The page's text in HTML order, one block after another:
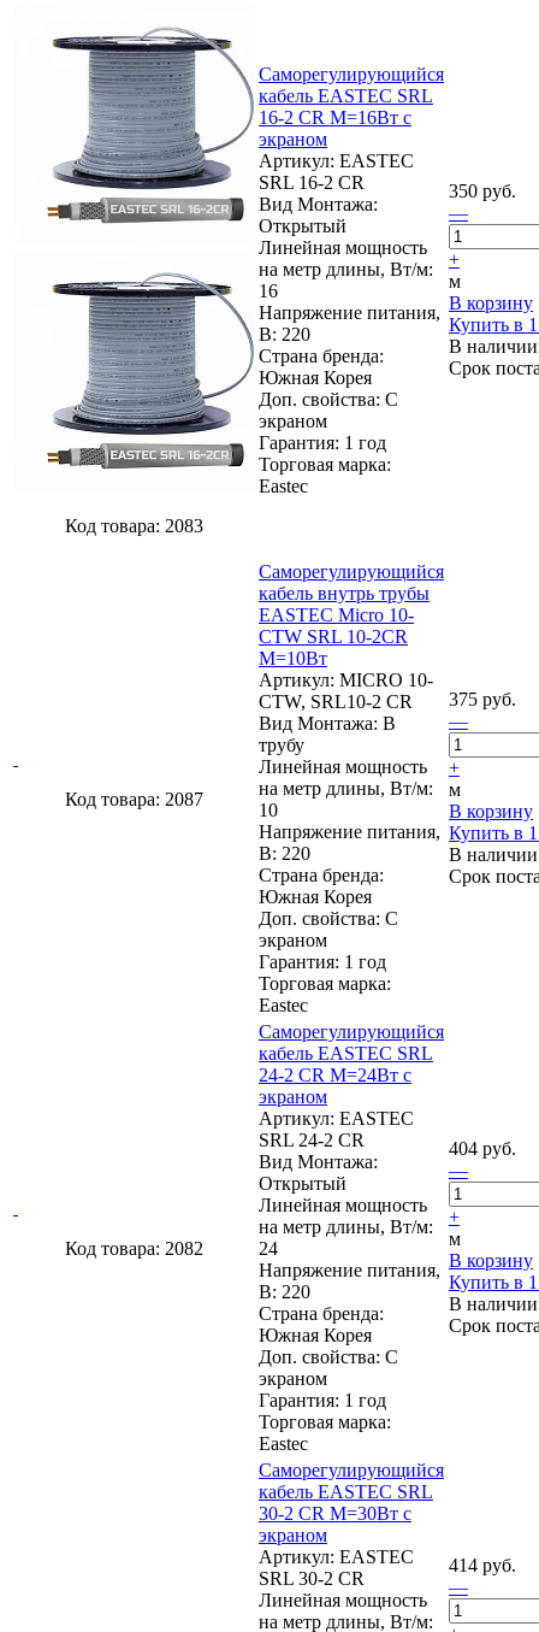
Код товара: 2083
Cаморегулирующийся
кабель EASTEC SRL
16-2 CR М=16Вт с
экраном
Артикул: EASTEC
SRL 16-2 CR
Вид Монтажа:
Открытый
Линейная мощность
на метр длины, Вт/м:
16
Напряжение питания,
В: 220
Страна бренда:
Южная Корея
Доп. свойства: С
экраном
Гарантия: 1 год
Торговая марка:
Eastec
350 руб.
—
+
м
В корзину
Купить в
В
Срок
Код товара: 2087
Cаморегулирующийся
кабель внутрь трубы
EASTEC Micro 10-
CTW SRL 10-2CR
М=10Вт
Артикул: MICRO 10-
CTW, SRL10-2 CR
Вид Монтажа: В
трубу
Линейная мощность
на метр длины, Вт/м:
10
Напряжение питания,
В: 220
Страна бренда:
Южная Корея
Доп. свойства: С
экраном
Гарантия: 1 год
Торговая марка:
Eastec
375 руб.
—
+
м
В корзину
Купить в
В
Срок
Код товара: 2082
Cаморегулирующийся
кабель EASTEC SRL
24-2 CR М=24Вт с
экраном
Артикул: EASTEC
SRL 24-2 CR
Вид Монтажа:
Открытый
Линейная мощность
на метр длины, Вт/м:
24
Напряжение питания,
В: 220
Страна бренда:
Южная Корея
Доп. свойства: С
экраном
Гарантия: 1 год
Торговая марка:
Eastec
404 руб.
—
+
м
В корзину
Купить в
В
Срок
Cаморегулирующийся
кабель EASTEC SRL
30-2 CR М=30Вт с
экраном
Артикул: EASTEC
SRL 30-2 CR
Линейная мощность
на метр длины, Вт/м:
414 руб.
—